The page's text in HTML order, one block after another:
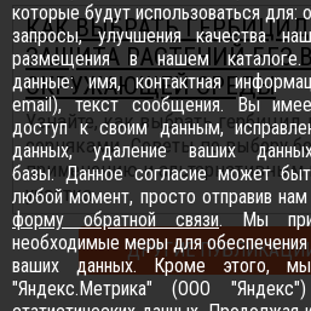
КАК ВЫБРАТЬ
ЗАЩИТА РАСТЕНИЙ БЕЗ
ОКРУЖАЮЩЕЙ СРЕДЫ
Узнайте, как выбрать гербицид
сорняками. Советы по выбору
применению и
участка...
ДРУГИЕ
которые будут использоваться для:
запросы, улучшения качества
размещения в нашем каталоге.
данные: имя, контактная
email), текст сообщения. Вы
доступ к своим данным,
данных, удаление ваших
базы. Данное согласие может
любой момент, просто отправив
форму обратной связи. Мы
необходимые меры для обеспечения
ваших данных. Кроме этого, мы
"Яндекс.Метрика" (ООО